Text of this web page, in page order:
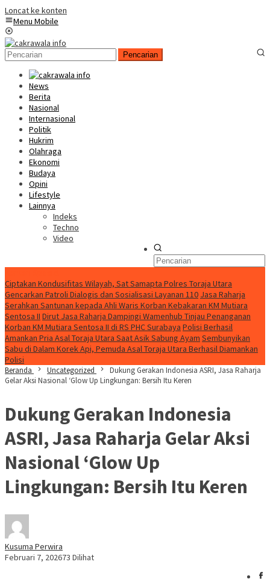
Loncat ke konten
Menu Mobile
Pencarian
News
Berita
Nasional
Internasional
Politik
Hukrim
Olahraga
Ekonomi
Budaya
Opini
Lifestyle
Lainnya
Indeks
Techno
Video
Ciptakan Kondusifitas Wilayah, Sat Samapta Polres Toraja Utara
Gencarkan Patroli Dialogis dan Sosialisasi Layanan 110 Jasa Raharja
Serahkan Santunan kepada Ahli Waris Korban Kebakaran KM Mutiara
Sentosa II Dirut Jasa Raharja Dampingi Wamenhub Tinjau Penanganan
Korban KM Mutiara Sentosa II di RS PHC Surabaya Polisi Berhasil
Amankan Pria Asal Toraja Utara Saat Asik Sabung Ayam Sembunyikan
Sabu di Dalam Korek Api, Pemuda Asal Toraja Utara Berhasil Diamankan
Polisi
Beranda Uncategorized
Dukung Gerakan Indonesia ASRI, Jasa Raharja
Gelar Aksi Nasional ‘Glow Up Lingkungan: Bersih Itu Keren
Dukung Gerakan Indonesia
ASRI, Jasa Raharja Gelar Aksi
Nasional ‘Glow Up
Lingkungan: Bersih Itu Keren
Kusuma Perwira
Februari 7, 202673 Dilihat